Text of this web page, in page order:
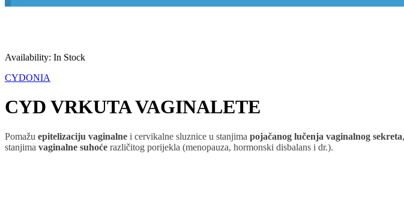
Availability: In Stock
CYDONIA
CYD VRKUTA VAGINALETE
Pomažu epitelizaciju vaginalne i cervikalne sluznice u stanjima pojačanog lučenja vaginalnog sekreta,
stanjima vaginalne suhoće različitog porijekla (menopauza, hormonski disbalans i dr.).